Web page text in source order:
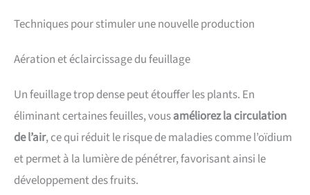
Techniques pour stimuler une nouvelle production
Aération et éclaircissage du feuillage
Un feuillage trop dense peut étouffer les plants. En
éliminant certaines feuilles, vousaméliorez la circulation
de l’air, ce qui réduit le risque de maladies comme l’oïdium
et permet à la lumière de pénétrer, favorisant ainsi le
développement des fruits.